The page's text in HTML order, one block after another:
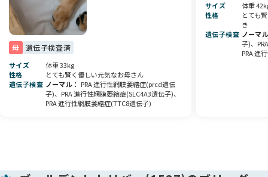
健康面を考え慎重に育てた、こだわりの子犬です。
元気いっぱい、すくすくと成長しています🌱
当犬舎では、
アニコムペット保険を取り扱っております。
お迎えするわんちゃんとの新しい生活の手助けになれば幸いで
母 遺伝子検査済
サイズ
体重 33kg
性格
とても賢く優しい元気なお母さん
遺伝子検査 ノーマル
PRA 進行性網膜萎縮症(prcd遺伝
子)、PRA 進行性網膜萎縮症(SLC4A3遺伝子)、
PRA 進行性網膜萎縮症(TTC8遺伝子)
サイズ
体重
性格
とても
き
遺伝子検査 ノーマ
子)、
PRA 進